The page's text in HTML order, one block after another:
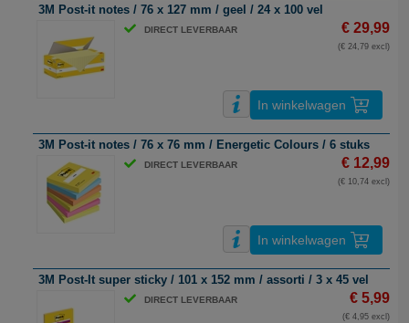
3M Post-it notes / 76 x 127 mm / geel / 24 x 100 vel
DIRECT LEVERBAAR € 29,99
(€ 24,79 excl)
In winkelwagen
3M Post-it notes / 76 x 76 mm / Energetic Colours / 6 stuks
DIRECT LEVERBAAR € 12,99
(€ 10,74 excl)
In winkelwagen
3M Post-It super sticky / 101 x 152 mm / assorti / 3 x 45 vel
DIRECT LEVERBAAR € 5,99
(€ 4,95 excl)